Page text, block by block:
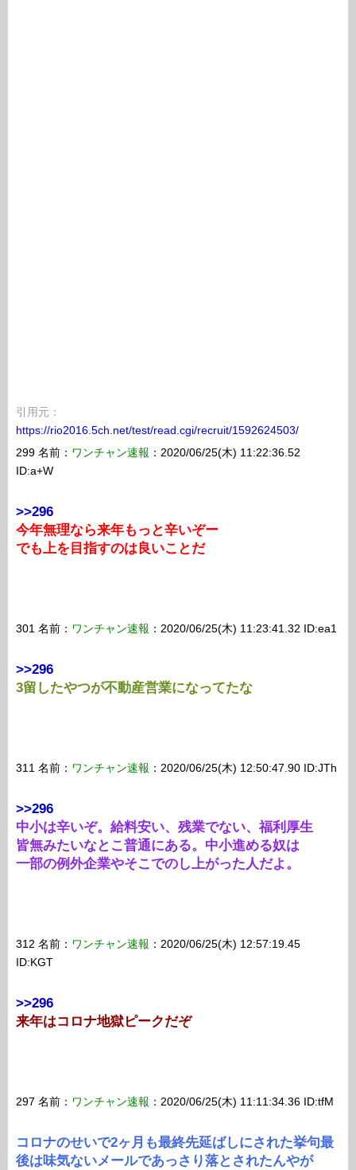
引用元：
https://rio2016.5ch.net/test/read.cgi/recruit/1592624503/
299 名前： ワンチャン速報 ：2020/06/25(木) 11:22:36.52
ID:a+W
>>296
今年無理なら来年もっと辛いぞー
でも上を目指すのは良いことだ
301 名前： ワンチャン速報 ：2020/06/25(木) 11:23:41.32 ID:ea1
>>296
3留したやつが不動産営業になってたな
311 名前： ワンチャン速報 ：2020/06/25(木) 12:50:47.90 ID:JTh
>>296
中小は辛いぞ。給料安い、残業でない、福利厚生
皆無みたいなとこ普通にある。中小進める奴は
一部の例外企業やそこでのし上がった人だよ。
312 名前： ワンチャン速報 ：2020/06/25(木) 12:57:19.45
ID:KGT
>>296
来年はコロナ地獄ピークだぞ
297 名前： ワンチャン速報 ：2020/06/25(木) 11:11:34.36 ID:tfM
コロナのせいで2ヶ月も最終先延ばしにされた挙句最
後は味気ないメールであっさり落とされたんやが